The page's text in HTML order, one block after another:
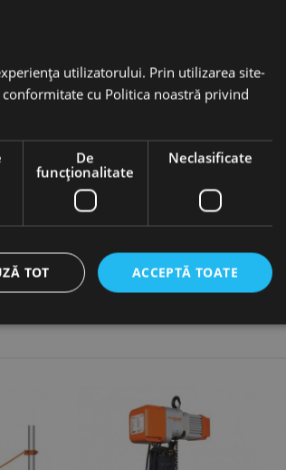
utilizatorului. Prin utilizarea site-
cu Politica noastră privind
De
funcţionalitate
Neclasificate
ACCEPTĂ TOATE
TOT
cum ar fi autentificarea utilizatorului și gestionarea